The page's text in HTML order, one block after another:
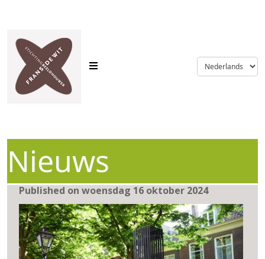
language
Nieuws
Published on woensdag 16 oktober 2024